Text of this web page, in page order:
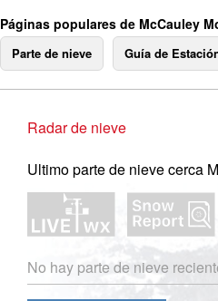
Páginas populares de McCauley
Parte de nieve Guía de
Radar de nieve
Ultimo parte de nieve cerca
No hay parte de nieve